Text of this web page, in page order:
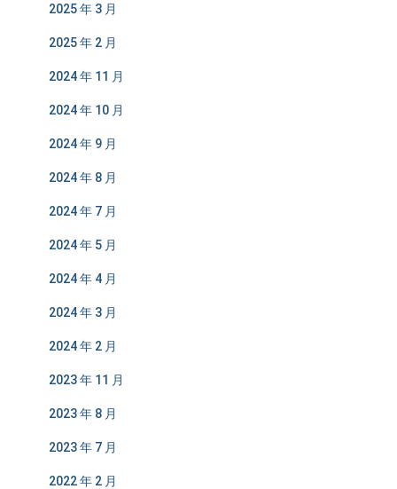
2025 年 3 月
2025 年 2 月
2024 年 11 月
2024 年 10 月
2024 年 9 月
2024 年 8 月
2024 年 7 月
2024 年 5 月
2024 年 4 月
2024 年 3 月
2024 年 2 月
2023 年 11 月
2023 年 8 月
2023 年 7 月
2022 年 2 月